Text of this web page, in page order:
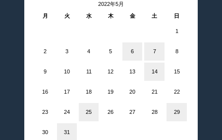
2022年5月
月
火 水 木 金 土 日
1
2 3 4 5 6 7 8
9 10 11 12 13 14 15
16 17 18 19 20 21 22
23 24 25 26 27 28 29
30 31